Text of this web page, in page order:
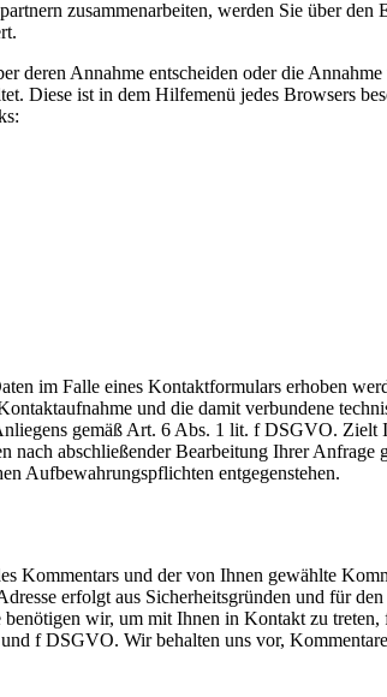
zusammenarbeiten, werden Sie über den
deren Annahme entscheiden oder die
Diese ist in dem Hilfemenü jedes Browsers
im Falle eines Kontaktformulars erhoben
und die damit verbundene
gemäß Art. 6 Abs. 1 lit. f DSGVO.
abschließender Bearbeitung Ihrer Anfrage
Aufbewahrungspflichten entgegenstehen.
Kommentars und der von Ihnen gewählte
erfolgt aus Sicherheitsgründen und für den
wir, um mit Ihnen in Kontakt zu
f DSGVO. Wir behalten uns vor,